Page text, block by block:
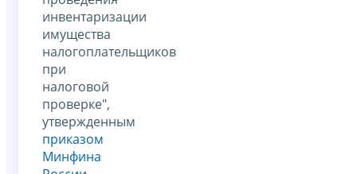
инвентаризации
имущества
налогоплательщиков
при
налоговой
проверке",
утвержденным
приказом
Минфина